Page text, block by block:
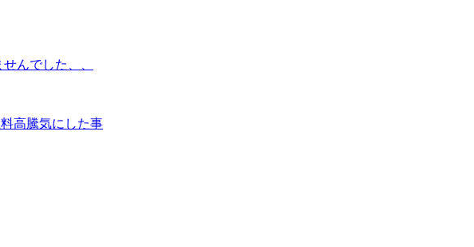
んでした、、
高騰気にした事